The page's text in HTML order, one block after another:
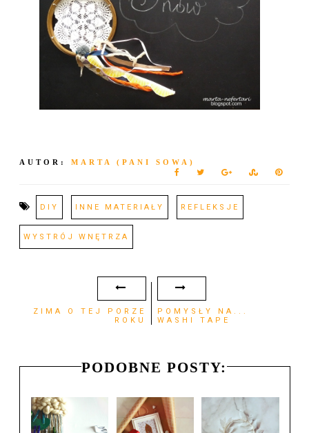
AUTOR:MARTA (PANI SOWA)
DIY INNE MATERIAŁY REFLEKSJE
WYSTRÓJ WNĘTRZA
ZIMA O TEJ PORZE
ROKU
POMYSŁY NA...
WASHI TAPE
PODOBNE POSTY: